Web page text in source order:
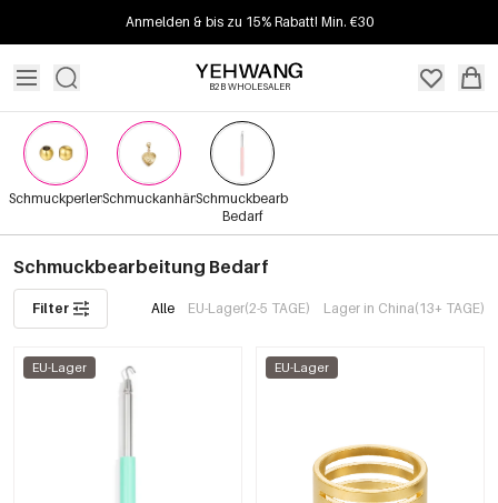
Anmelden & bis zu 15% Rabatt! Min. €30
B2B WHOLESALER
SchmuckperlenSchmuckanhängerSchmuckbearbeitung
Bedarf
Schmuckbearbeitung Bedarf
Filter Alle EU-Lager(2-5 TAGE) Lager in China(13+ TAGE)
EU-Lager EU-Lager